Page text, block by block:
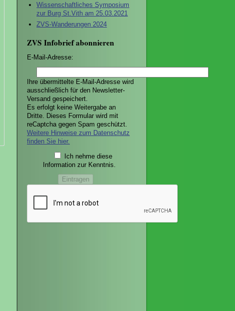
Wissenschaftliches Symposium
zur Burg St.Vith am 25.03.2021
ZVS-Wanderungen 2024
ZVS Infobrief abonnieren
E-Mail-Adresse:
Ihre übermittelte E-Mail-Adresse wird
ausschließlich für den Newsletter-
Versand gespeichert.
Es erfolgt keine Weitergabe an
Dritte. Dieses Formular wird mit
reCaptcha gegen Spam geschützt.
Weitere Hinweise zum Datenschutz
finden Sie hier.
Ich nehme diese
Information zur Kenntnis.